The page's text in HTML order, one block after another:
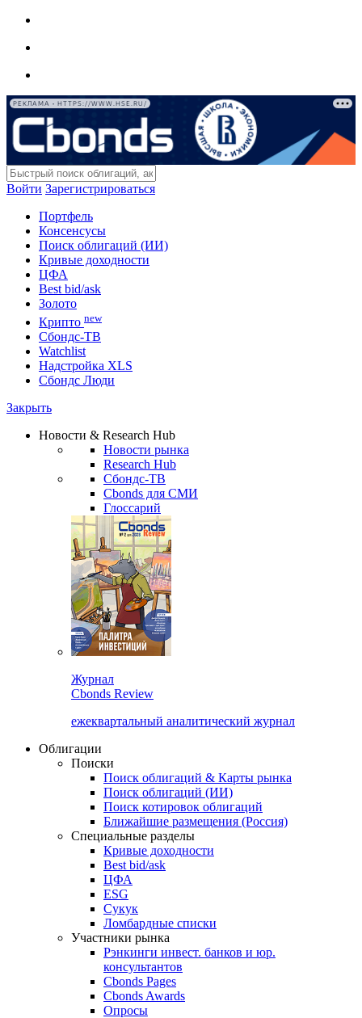
РЕКЛАМА • HTTPS://WWW.HSE.RU/
Войти Зарегистрироваться
Портфель
Консенсусы
Поиск облигаций (ИИ)
Кривые доходности
ЦФА
Best bid/ask
Золото
Крипто new
Сбондс-ТВ
Watchlist
Надстройка XLS
Сбондс Люди
Закрыть
Новости & Research Hub
Новости рынка
Research Hub
Сбондс-ТВ
Cbonds для СМИ
Глоссарий
Журнал
Cbonds Review
ежеквартальный аналитический журнал
Облигации
Поиски
Поиск облигаций & Карты рынка
Поиск облигаций (ИИ)
Поиск котировок облигаций
Ближайшие размещения (Россия)
Специальные разделы
Кривые доходности
Best bid/ask
ЦФА
ESG
Сукук
Ломбардные списки
Участники рынка
Рэнкинги инвест. банков и юр.
консультантов
Cbonds Pages
Cbonds Awards
Опросы